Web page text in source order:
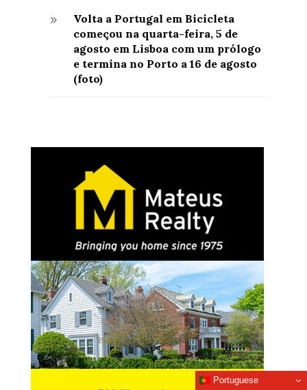
9
Volta a Portugal em Bicicleta
começou na quarta-feira, 5 de
agosto em Lisboa com um prólogo
e termina no Porto a 16 de agosto
(foto)
Portuguese